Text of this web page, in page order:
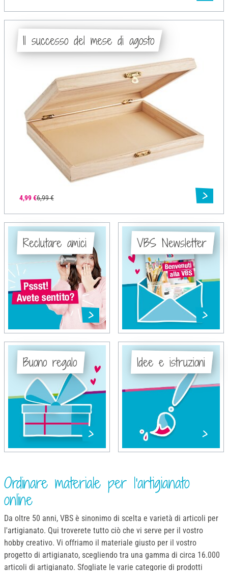
4,99 €6,99 €
Il successo del mese di agosto
Reclutare amici VBS Newsletter
Buono regalo Idee e istruzioni
Ordinare materiale per l'artigianato
online
Da oltre 50 anni, VBS è sinonimo di scelta e varietà di articoli per
l'artigianato. Qui troverete tutto ciò che vi serve per il vostro
hobby creativo. Vi offriamo il materiale giusto per il vostro
progetto di artigianato, scegliendo tra una gamma di circa 16.000
articoli di artigianato. Sfogliate le varie categorie di prodotti